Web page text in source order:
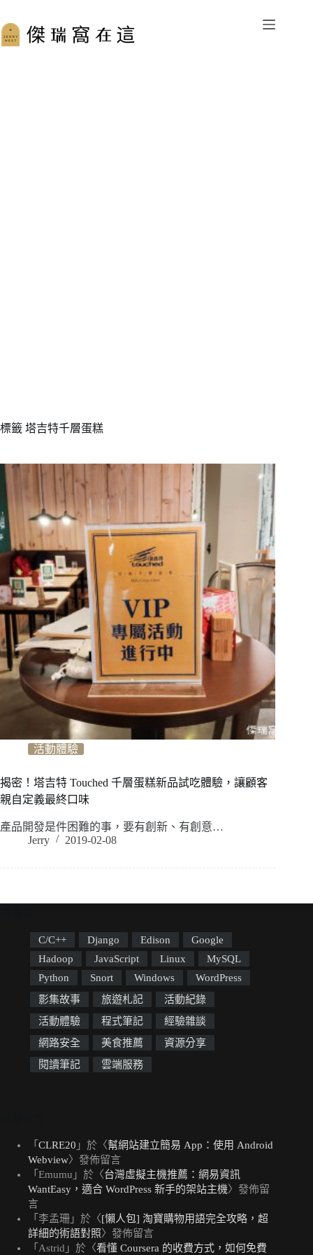
至
主
標籤 塔吉特千層蛋糕
活動體驗
揭密！塔吉特 Touched 千層蛋糕新品試吃體驗，讓顧客
親自定義最終口味
產品開發是件困難的事，要有創新、有創意…
Jerry
2019-02-08
C/C++ Django Edison
Google
Hadoop
JavaScript Linux
MySQL
Python
Snort Windows
WordPress
影集故事
旅遊札記
活動紀錄
活動體驗
程式筆記
經驗雜談
網路安全
美食推薦
資源分享
閱讀筆記
雲端服務
「 CLRE20 」於〈幫網站建立簡易 App：使用 Android
Webview〉發佈留言
「 Emumu 」於〈台灣虛擬主機推薦：網易資訊
WantEasy，適合 WordPress 新手的架站主機〉發佈留
言
「 李孟珊 」於〈[懶人包] 淘寶購物用語完全攻略，超
詳細的術語對照〉發佈留言
「 Astrid 」於〈看懂 Coursera 的收費方式，如何免費